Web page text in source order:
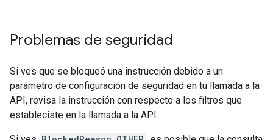
Problemas de seguridad
Si ves que se bloqueó una instrucción debido a un
parámetro de configuración de seguridad en tu llamada a la
API, revisa la instrucción con respecto a los filtros que
estableciste en la llamada a la API.